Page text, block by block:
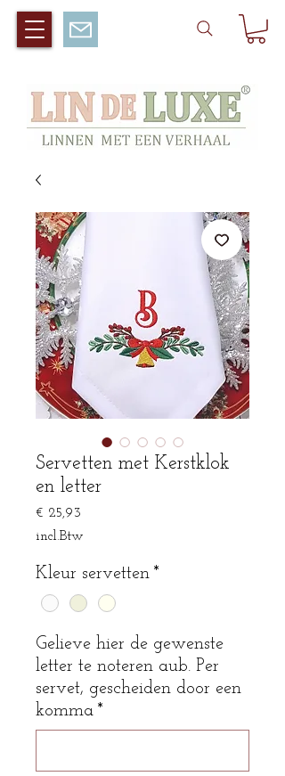
Servetten met Kerstklok
en letter
€ 25,93
incl.Btw
Kleur servetten *
Gelieve hier de gewenste
letter te noteren aub. Per
servet, gescheiden door een
komma *